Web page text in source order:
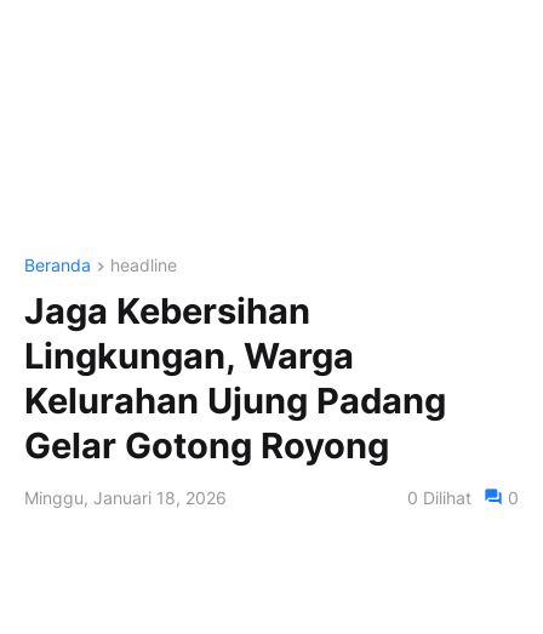
Beranda headline
Jaga Kebersihan
Lingkungan, Warga
Kelurahan Ujung Padang
Gelar Gotong Royong
Minggu, Januari 18, 2026 0 Dilihat 0